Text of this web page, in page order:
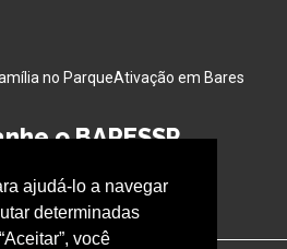
ajudá-lo a navegar
determinadas
você
no ParqueAtivação em Bares
o BARESSP